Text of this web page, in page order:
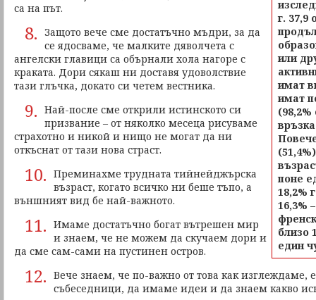
г. 37,9
или
имат
имат
поне
18,2%
16,3% –
близо
един
са на път.
8. Защото вече сме достатъчно мъдри, за да
се ядосваме, че малките дяволчета с
ангелски главици са обърнали хола нагоре с
краката. Дори сякаш ни доставя удоволствие
тази глъчка, докато си четем вестника.
9. Най-после сме открили истинското си
призвание – от няколко месеца рисуваме
страхотно и никой и нищо не могат да ни
откъснат от тази нова страст.
10. Преминахме трудната тийнейджърска
възраст, когато всичко ни беше тъпо, а
външният вид бе най-важното.
11. Имаме достатъчно богат вътрешен мир
и знаем, че не можем да скучаем дори и
да сме сам-сами на пустинен остров.
12. Вече знаем, че по-важно от това как изглеждаме,
събеседници, да имаме идеи и да знаем какво